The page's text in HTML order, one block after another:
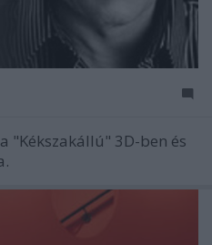
"Kékszakállú" 3D-ben és